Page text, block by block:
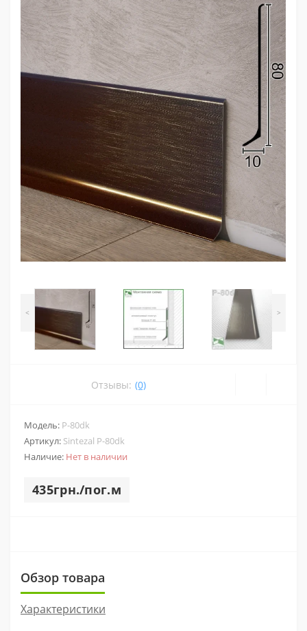
< >
Отзывы: (0)
Модель: P-80dk
Артикул: Sintezal P-80dk
Наличие: Нет в наличии
435грн./пог.м
Обзор товара
Характеристики